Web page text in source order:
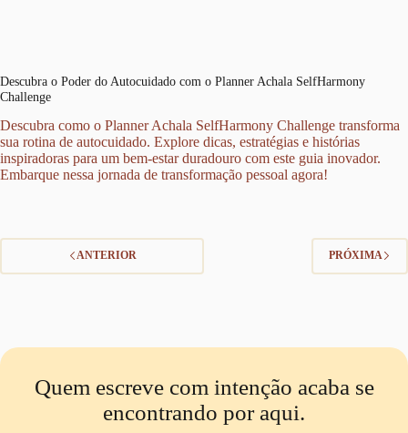
Descubra o Poder do Autocuidado com o Planner Achala SelfHarmony
Challenge
Descubra como o Planner Achala SelfHarmony Challenge transforma
sua rotina de autocuidado. Explore dicas, estratégias e histórias
inspiradoras para um bem-estar duradouro com este guia inovador.
Embarque nessa jornada de transformação pessoal agora!
ANTERIOR PRÓXIMA
Quem escreve com intenção acaba se
encontrando por aqui.